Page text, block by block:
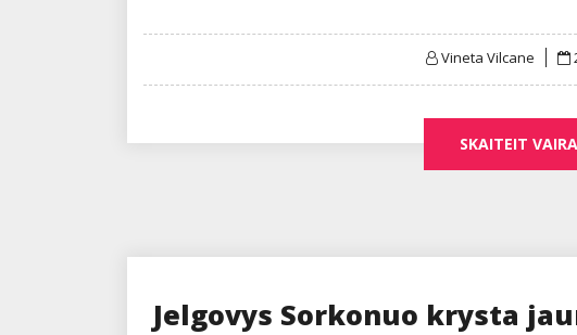
Vineta Vilcane
SKAITEIT VAIRA
Jelgovys Sorkonuo krysta